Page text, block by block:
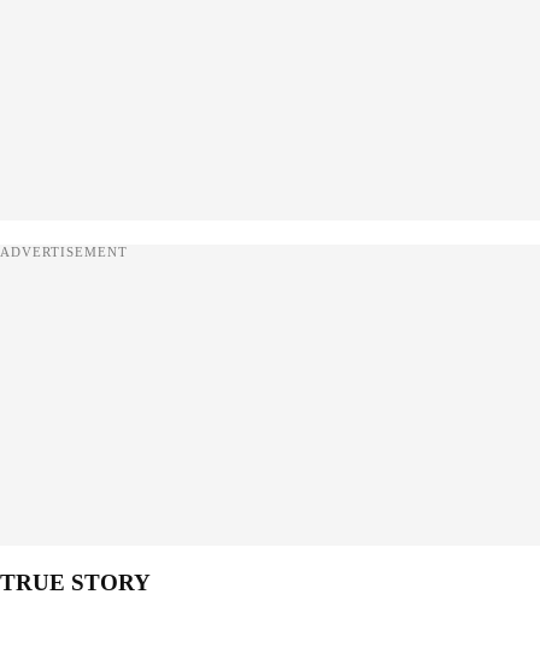
ADVERTISEMENT
TRUE STORY